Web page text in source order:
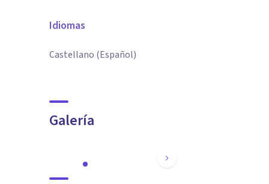
Idiomas
Castellano (Español)
Galería